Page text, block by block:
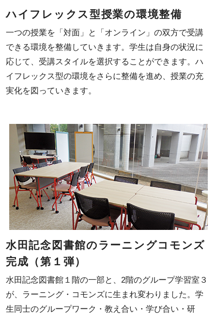
ハイフレックス型授業の環境整備
一つの授業を「対面」と「オンライン」の双方で受講
できる環境を整備していきます。学生は自身の状況に
応じて、受講スタイルを選択することができます。ハ
イフレックス型の環境をさらに整備を進め、授業の充
実化を図っていきます。
水田記念図書館のラーニングコモンズ
完成（第１弾）
水田記念図書館１階の一部と、2階のグループ学習室３
が、ラーニング・コモンズに生まれ変わりました。学
生同士のグループワーク・教え合い・学び合い・研